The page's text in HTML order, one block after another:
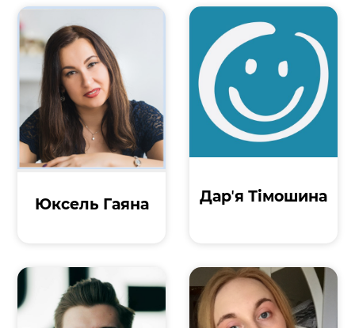
Юксель Гаяна Дарʼя Тімошина